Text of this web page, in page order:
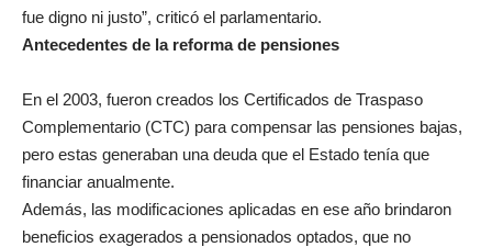
fue digno ni justo”, criticó el parlamentario.
Antecedentes de la reforma de pensiones
En el 2003, fueron creados los Certificados de Traspaso
Complementario (CTC) para compensar las pensiones bajas,
pero estas generaban una deuda que el Estado tenía que
financiar anualmente.
Además, las modificaciones aplicadas en ese año brindaron
beneficios exagerados a pensionados optados, que no